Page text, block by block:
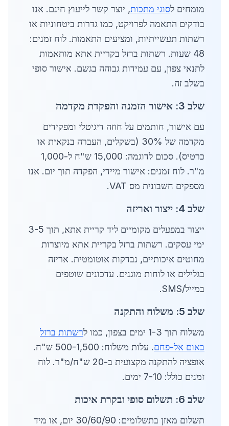
מומחים לסוגי מתכות, יוצר קשר לייעוץ חינם. אנו
בודקים התאמה לפרויקט, כמו גדרות ביטחוניות או
רשתות תעשייתיות, ומציעים התאמות. לוח זמנים:
48 שעות. רשתות ברזל בקריית אתא מותאמות
לתנאי צפון, עם עמידות גבוהה בגשם. אישור סופי
בשלב זה.
שלב 3: אישור הזמנה והפקדת מקדמה
עם אישור, חותמים על חוזה דיגיטלי ומפקידים
מקדמה של 30% (בשקלים, העברה בנקאית או
כרטיס). סכום לדוגמה: 15,000 ש"ח ל-1,000
מ"ר. לוח זמנים: אישור מיידי, הפקדה תוך יום. אנו
מספקים חשבונית מס VAT.
שלב 4: ייצור ואריזה
ייצור במפעלים מקומיים ליד קריית אתא, תוך 3-5
ימי עסקים. רשתות ברזל בקריית אתא מיוצרות
מחוטים איכותיים, נבדקות אוטומטית. אריזה
בגלילים או לוחות מוגנים. עדכונים שוטפים
במייל/SMS.
שלב 5: משלוח והתקנה
משלוח תוך 1-3 ימים בצפון, כמו ל
רשתות ברזל
באום אל-פחם
. עלות משלוח: 500-1,500 ש"ח.
אופציה להתקנה מקצועית ב-20 ש"ח/מ"ר. לוח
זמנים כולל: 7-10 ימים.
שלב 6: תשלום סופי ובקרת איכות
תשלום מאזן בתשלומים: 30/60/90 יום, או מיד